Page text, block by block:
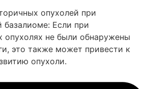
опухолей при
базалиоме: Если при
опухолях не были обнаружены
это также может привести к
опухоли.